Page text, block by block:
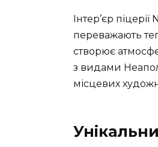
Інтер’єр
переважають
створює
з видами
місцевих